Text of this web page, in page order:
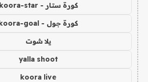
كورة ستار - koora-star
كورة جول - koora-goal
يلا شوت
yalla shoot
koora live